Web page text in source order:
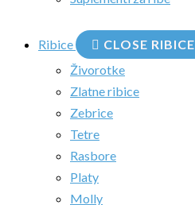
Ribice CLOSE RIBICE
Živorotke
Zlatne ribice
Zebrice
Tetre
Rasbore
Platy
Molly